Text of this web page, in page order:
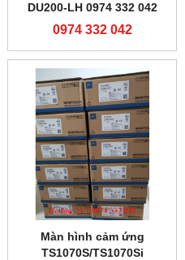
DU200-LH 0974 332 042
0974 332 042
Màn hình cảm ứng
TS1070S/TS1070Si